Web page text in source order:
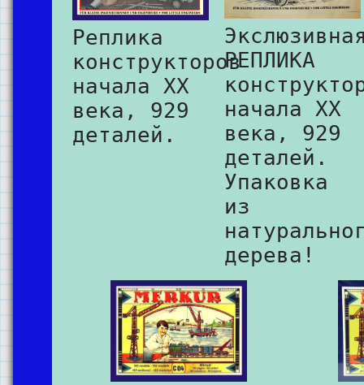
Реплика
конструкторов
начала XX
века, 929
деталей.
РЕПЛИКА
начала XX
века, 929
деталей.
Упаковка
из
дерева!